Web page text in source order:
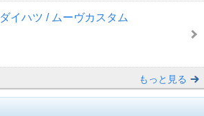
ダイハツ / ムーヴカスタム
もっと見る